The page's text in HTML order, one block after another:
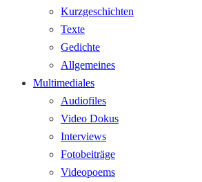
Kurzgeschichten
Texte
Gedichte
Allgemeines
Multimediales
Audiofiles
Video Dokus
Interviews
Fotobeiträge
Videopoems